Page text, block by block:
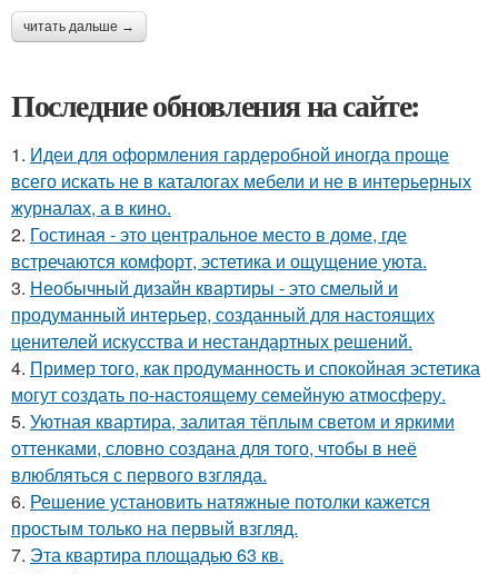
читать дальше →
Последние обновления на сайте:
1. Идеи для оформления гардеробной иногда проще
всего искать не в каталогах мебели и не в интерьерных
журналах, а в кино.
2. Гостиная - это центральное место в доме, где
встречаются комфорт, эстетика и ощущение уюта.
3. Необычный дизайн квартиры - это смелый и
продуманный интерьер, созданный для настоящих
ценителей искусства и нестандартных решений.
4. Пример того, как продуманность и спокойная эстетика
могут создать по-настоящему семейную атмосферу.
5. Уютная квартира, залитая тёплым светом и яркими
оттенками, словно создана для того, чтобы в неё
влюбляться с первого взгляда.
6. Решение установить натяжные потолки кажется
простым только на первый взгляд.
7. Эта квартира площадью 63 кв.